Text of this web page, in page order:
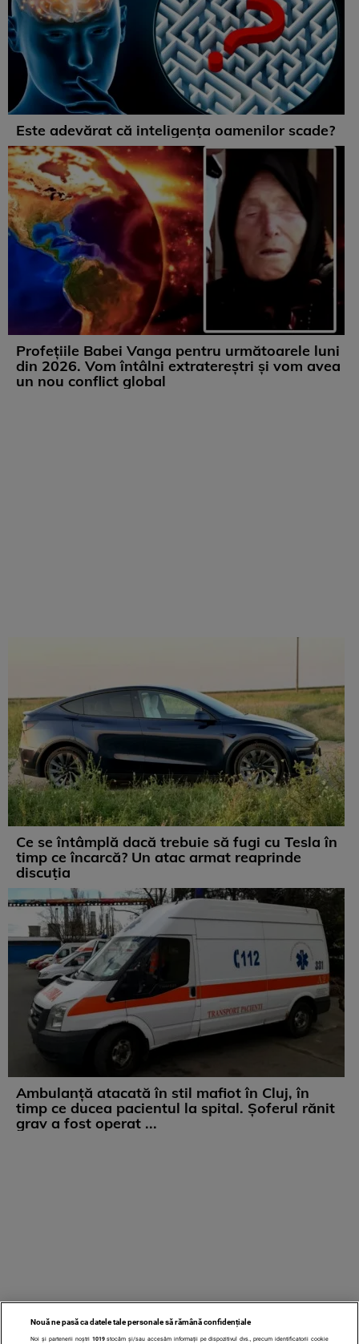
Este adevărat că inteligența oamenilor scade?
Profețiile Babei Vanga pentru următoarele luni
din 2026. Vom întâlni extratereștri și vom avea
un nou conflict global
Ce se întâmplă dacă trebuie să fugi cu Tesla în
timp ce încarcă? Un atac armat reaprinde
discuția
Ambulanță atacată în stil mafiot în Cluj, în
timp ce ducea pacientul la spital. Șoferul rănit
grav a fost operat ...
Nouă ne pasă ca datele tale personale să rămână confidențiale
Noi și partenerii noștri 1019stocăm și/sau accesăm informații pe dispozitivul dvs., precum identificatorii cookie